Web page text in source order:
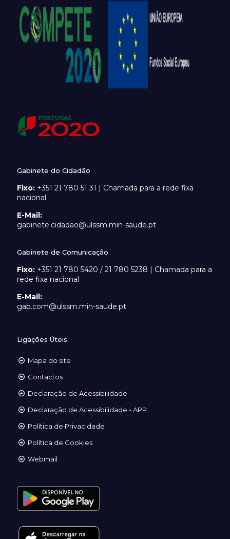
Gabinete do Cidadão
Fixo: +351 21 780 51 31 | Chamada para a rede fixa
nacional
E-Mail:
gabinete.cidadao@ulssm.min-saude.pt
Gabinete de Comunicação
Fixo: +351 21 780 5420 / 21 780 5238 | Chamada para a
rede fixa nacional
E-Mail:
gab.com@ulssm.min-saude.pt
Ligações Úteis
Mapa do site
Contactos
Declaração de Acessibilidade
Declaração de Acessibilidade - APP
Política de Privacidade
Política de Cookies
Webmail